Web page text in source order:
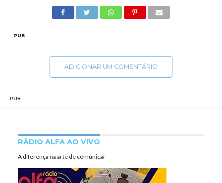
PUB
ADICIONAR UM COMENTÁRIO
PUB
RÁDIO ALFA AO VIVO
A diferença na arte de comunicar